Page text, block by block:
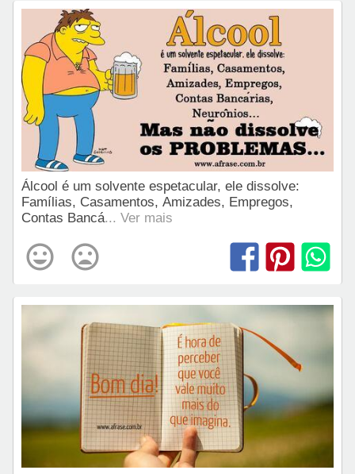
Álcool é um solvente espetacular, ele dissolve:
Famílias, Casamentos, Amizades, Empregos,
Contas Bancá... Ver mais